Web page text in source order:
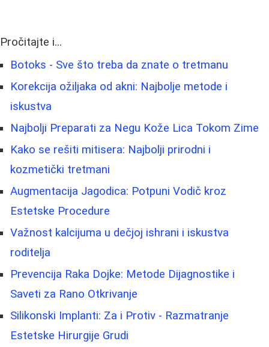
Pročitajte i...
Botoks - Sve što treba da znate o tretmanu
Korekcija ožiljaka od akni: Najbolje metode i
iskustva
Najbolji Preparati za Negu Kože Lica Tokom Zime
Kako se rešiti mitisera: Najbolji prirodni i
kozmetički tretmani
Augmentacija Jagodica: Potpuni Vodič kroz
Estetske Procedure
Važnost kalcijuma u dečjoj ishrani i iskustva
roditelja
Prevencija Raka Dojke: Metode Dijagnostike i
Saveti za Rano Otkrivanje
Silikonski Implanti: Za i Protiv - Razmatranje
Estetske Hirurgije Grudi